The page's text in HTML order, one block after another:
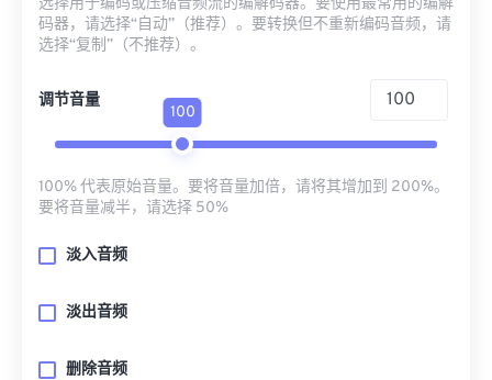
选择用于编码或压缩音频流的编解码器。要使用最常用的编解
码器，请选择“自动”（推荐）。要转换但不重新编码音频，请
选择“复制”（不推荐）。
调节音量
100
100% 代表原始音量。要将音量加倍，请将其增加到 200%。
要将音量减半，请选择 50%
淡入音频
淡出音频
删除音频